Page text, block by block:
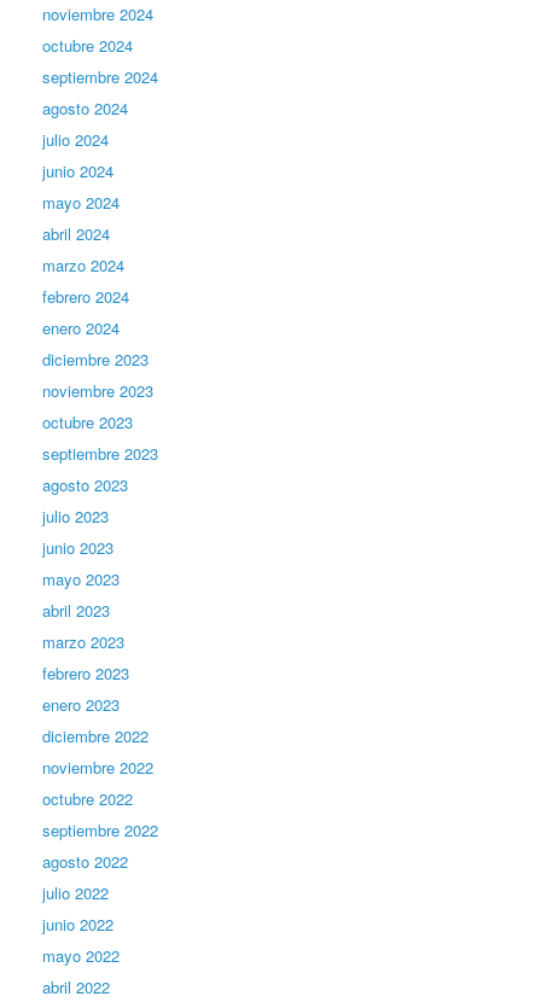
noviembre 2024
octubre 2024
septiembre 2024
agosto 2024
julio 2024
junio 2024
mayo 2024
abril 2024
marzo 2024
febrero 2024
enero 2024
diciembre 2023
noviembre 2023
octubre 2023
septiembre 2023
agosto 2023
julio 2023
junio 2023
mayo 2023
abril 2023
marzo 2023
febrero 2023
enero 2023
diciembre 2022
noviembre 2022
octubre 2022
septiembre 2022
agosto 2022
julio 2022
junio 2022
mayo 2022
abril 2022